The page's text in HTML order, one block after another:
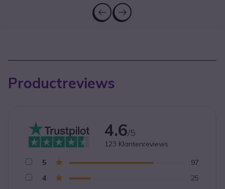
Productreviews
4.6/5
123 Klantenreviews
5
97
4
25